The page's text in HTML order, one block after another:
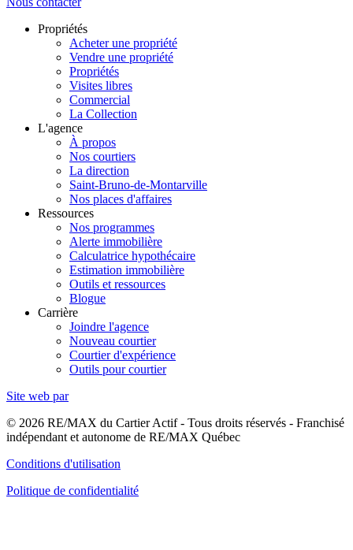
Propriétés
Acheter une propriété
Vendre une propriété
Propriétés
Visites libres
Commercial
La Collection
L'agence
À propos
Nos courtiers
La direction
Saint-Bruno-de-Montarville
Nos places d'affaires
Ressources
Nos programmes
Alerte immobilière
Calculatrice hypothécaire
Estimation immobilière
Outils et ressources
Blogue
Carrière
Joindre l'agence
Nouveau courtier
Courtier d'expérience
Outils pour courtier
Site web par
© 2026 RE/MAX du Cartier Actif - Tous droits réservés - Franchisé
indépendant et autonome de RE/MAX Québec
Conditions d'utilisation
Politique de confidentialité